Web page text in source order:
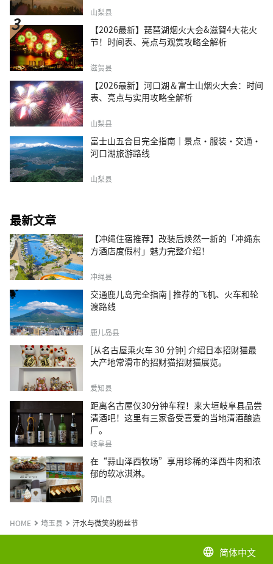
山梨县
【2026最新】琵琶湖烟火大会&滋賀4大花火
节！时间表、亮点与观赏攻略全解析
滋贺县
【2026最新】河口湖＆富士山烟火大会：时间
表、亮点与实用攻略全解析
山梨县
富士山五合目完全指南｜景点·服装·交通·
河口湖旅游路线
山梨县
最新文章
【冲绳住宿推荐】改装后焕然一新的「冲绳东
方酒店度假村」魅力完整介绍！
冲绳县
交通鹿儿岛完全指南 | 推荐的飞机、火车和轮
渡路线
鹿儿岛县
[从名古屋乘火车 30 分钟] 介绍日本招财猫最
大产地常滑市的招财猫招财猫展览。
爱知县
距离名古屋仅30分钟车程！来大垣岐阜县品尝
清酒吧！这里有三家备受喜爱的当地清酒酿造
厂。
岐阜县
在“蒜山泽西牧场”享用珍稀的泽西牛肉和浓
郁的软冰淇淋。
冈山县
HOME 埼玉县 汗水与微笑的粉丝节
language 简体中文